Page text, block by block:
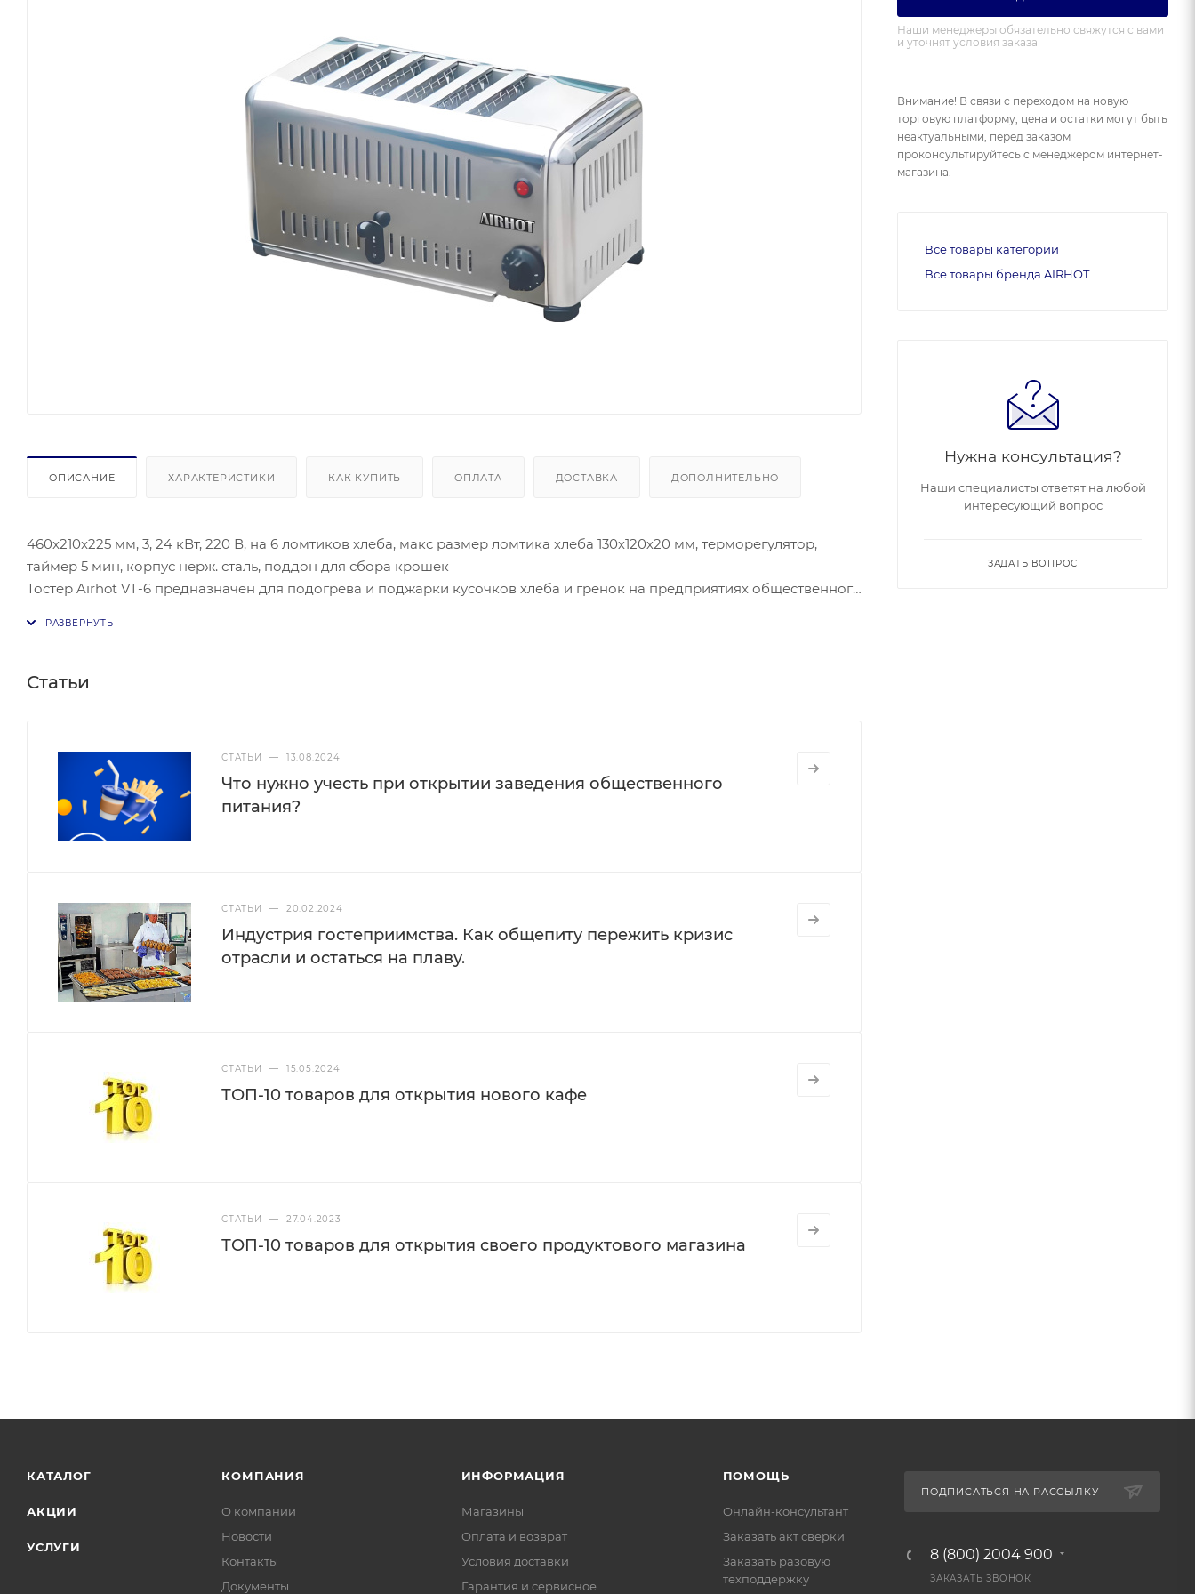
ОПИСАНИЕ ХАРАКТЕРИСТИКИ КАК КУПИТЬ ОПЛАТА ДОСТАВКА ДОПОЛНИТЕЛЬНО
460x210x225 мм, 3, 24 кВт, 220 В, на 6 ломтиков хлеба, макс размер ломтика хлеба 130х120х20 мм, терморегулятор,
таймер 5 мин, корпус нерж. сталь, поддон для сбора крошек
Тостер Airhot VT-6 предназначен для подогрева и поджарки кусочков хлеба и гренок на предприятиях общественного
Статьи
СТАТЬИ — 13.08.2024
Что нужно учесть при открытии заведения общественного
питания?
СТАТЬИ — 20.02.2024
Индустрия гостеприимства. Как общепиту пережить кризис
отрасли и остаться на плаву.
СТАТЬИ — 15.05.2024
ТОП-10 товаров для открытия нового кафе
СТАТЬИ — 27.04.2023
ТОП-10 товаров для открытия своего продуктового магазина
Наши менеджеры обязательно свяжутся с вами
и уточнят условия заказа
Внимание! В связи с переходом на новую
торговую платформу, цена и остатки могут быть
неактуальными, перед заказом
проконсультируйтесь с менеджером интернет-
магазина.
Все товары категории
Все товары бренда AIRHOT
Нужна консультация?
Наши специалисты ответят на любой
интересующий вопрос
ЗАДАТЬ ВОПРОС
КАТАЛОГ
АКЦИИ
УСЛУГИ
КОМПАНИЯ
О компании
Новости
Контакты
Документы
ИНФОРМАЦИЯ
Магазины
Оплата и возврат
Условия доставки
Гарантия и сервисное
ПОМОЩЬ
Онлайн-консультант
Заказать акт сверки
Заказать разовую
техподдержку
ПОДПИСАТЬСЯ НА РАССЫЛКУ
8 (800) 2004 900
ЗАКАЗАТЬ ЗВОНОК